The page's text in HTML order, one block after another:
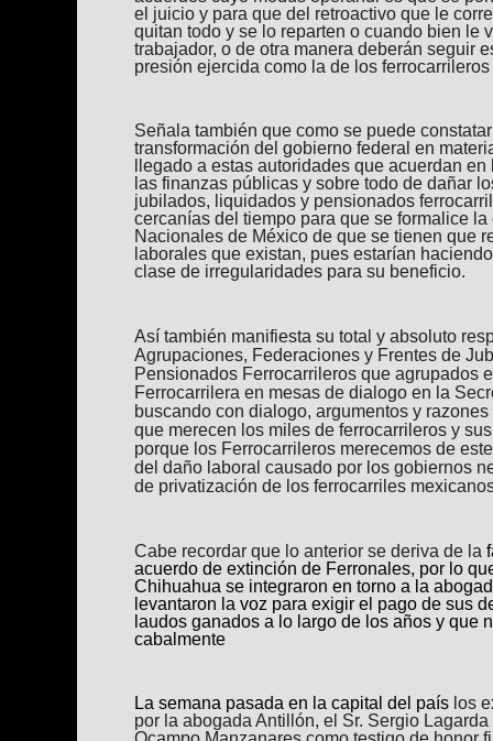
el juicio y para que del retroactivo que le
quitan todo y se lo reparten o cuando bien le
trabajador, o de otra manera deberán seguir
presión ejercida como la de los
Señala también que como se puede
transformación del gobierno federal en
llegado a estas autoridades que acuerdan
las finanzas públicas y sobre todo de dañar
jubilados, liquidados y pensionados
cercanías del tiempo para que se formalice
Nacionales de México de que se tienen que
laborales que existan, pues estarían
clase de irregularidades para su beneficio.
Así también manifiesta su total y absoluto
Agrupaciones, Federaciones y Frentes de
Pensionados Ferrocarrileros que agrupados
Ferrocarrilera en mesas de dialogo en la
buscando con dialogo, argumentos y
que merecen los miles de ferrocarrileros y
porque los Ferrocarrileros merecemos de
del daño laboral causado por los gobiernos
de privatización de los ferrocarriles
Cabe recordar que lo anterior se deriva de la
acuerdo de extinción de Ferronales, por lo
Chihuahua se integraron en torno a la
levantaron la voz para exigir el pago de sus
laudos ganados a lo largo de los años y que
cabalmente
La semana pasada en la capital del país los
por la abogada Antillón, el Sr. Sergio